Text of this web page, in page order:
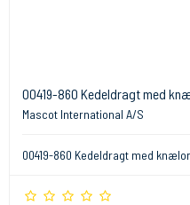
00419-860 Kedeldragt med
Mascot International A/S
00419-860 Kedeldragt med